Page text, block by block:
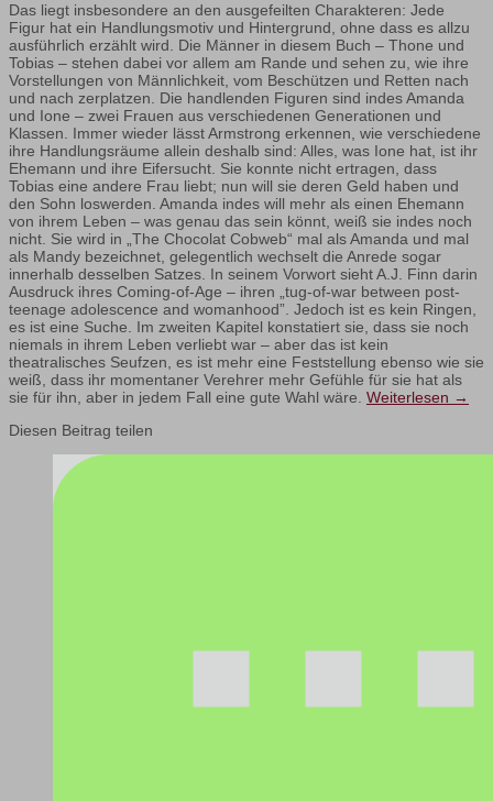
Das liegt insbesondere an den ausgefeilten Charakteren: Jede
Figur hat ein Handlungsmotiv und Hintergrund, ohne dass es allzu
ausführlich erzählt wird. Die Männer in diesem Buch – Thone und
Tobias – stehen dabei vor allem am Rande und sehen zu, wie ihre
Vorstellungen von Männlichkeit, vom Beschützen und Retten nach
und nach zerplatzen. Die handlenden Figuren sind indes Amanda
und Ione – zwei Frauen aus verschiedenen Generationen und
Klassen. Immer wieder lässt Armstrong erkennen, wie verschiedene
ihre Handlungsräume allein deshalb sind: Alles, was Ione hat, ist ihr
Ehemann und ihre Eifersucht. Sie konnte nicht ertragen, dass
Tobias eine andere Frau liebt; nun will sie deren Geld haben und
den Sohn loswerden. Amanda indes will mehr als einen Ehemann
von ihrem Leben – was genau das sein könnt, weiß sie indes noch
nicht. Sie wird in „The Chocolat Cobweb“ mal als Amanda und mal
als Mandy bezeichnet, gelegentlich wechselt die Anrede sogar
innerhalb desselben Satzes. In seinem Vorwort sieht A.J. Finn darin
Ausdruck ihres Coming-of-Age – ihren „tug-of-war between post-
teenage adolescence and womanhood”. Jedoch ist es kein Ringen,
es ist eine Suche. Im zweiten Kapitel konstatiert sie, dass sie noch
niemals in ihrem Leben verliebt war – aber das ist kein
theatralisches Seufzen, es ist mehr eine Feststellung ebenso wie sie
weiß, dass ihr momentaner Verehrer mehr Gefühle für sie hat als
sie für ihn, aber in jedem Fall eine gute Wahl wäre. Weiterlesen →
Diesen Beitrag teilen